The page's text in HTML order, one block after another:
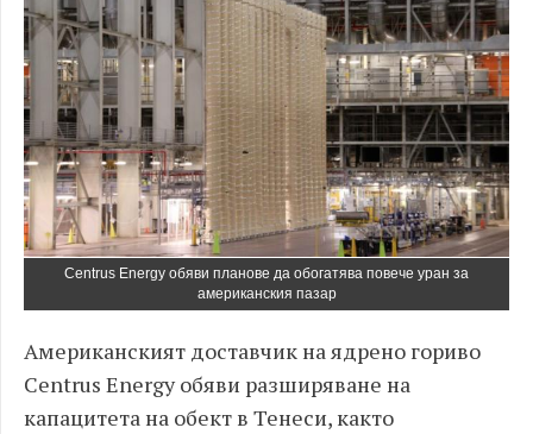
Centrus Energy обяви планове да обогатява повече уран за
американския пазар
Американският доставчик на ядрено гориво
Centrus Energy обяви разширяване на
капацитета на обект в Тенеси, както